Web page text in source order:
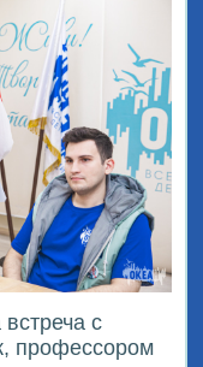
с
профессором